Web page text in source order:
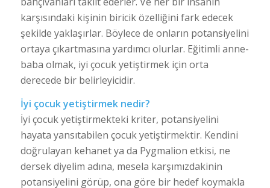
karşısındaki kişinin biricik özelliğini fark edecek
şekilde yaklaşırlar. Böylece de onların potansiyelini
ortaya çıkartmasına yardımcı olurlar. Eğitimli anne-
baba olmak, iyi çocuk yetiştirmek için orta
derecede bir belirleyicidir.
İyi çocuk yetiştirmek nedir?
İyi çocuk yetiştirmekteki kriter, potansiyelini
hayata yansıtabilen çocuk yetiştirmektir. Kendini
doğrulayan kehanet ya da Pygmalion etkisi, ne
dersek diyelim adına, mesela karşımızdakinin
potansiyelini görüp, ona göre bir hedef koymakla